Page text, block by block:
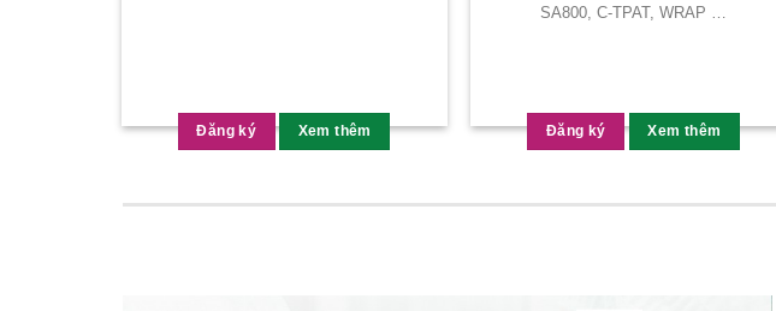
Đăng ký Xem thêm
SA800, C-TPAT, WRAP …
Đăng ký Xem thêm